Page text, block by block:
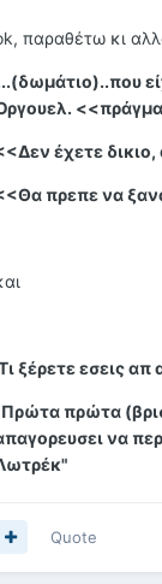
παραθέτω κι
έχετε
πρεπε να
ξέρετε εσεις
πρώτα
να
Quote